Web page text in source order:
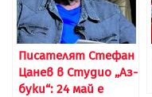
Писателят Стефан
Цанев в Студио „Аз-
буки“: 24 май е